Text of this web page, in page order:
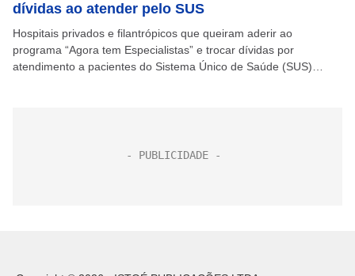
dívidas ao atender pelo SUS
Hospitais privados e filantrópicos que queiram aderir ao
programa “Agora tem Especialistas” e trocar dívidas por
atendimento a pacientes do Sistema Único de Saúde (SUS)